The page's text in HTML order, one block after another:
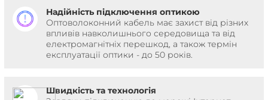
Надійність підключення оптикою
Оптоволоконний кабель має захист від різних
впливів навколишнього середовища та від
електромагнітніх перешкод, а також термін
експлуатації оптики - до 50 років.
Швидкість та технологія